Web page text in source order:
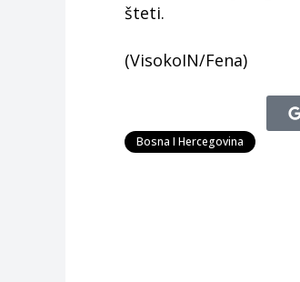
šteti.
(VisokoIN/Fena)
Bosna I Hercegovina